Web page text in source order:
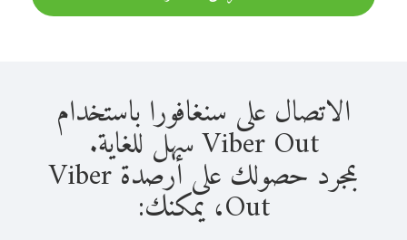
الاتصال على سنغافورا باستخدام
Viber Out سهل للغاية.
بمجرد حصولك على أرصدة Viber
Out، يمكنك: